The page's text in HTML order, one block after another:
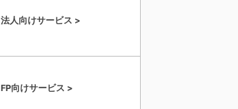
法人向けサービス >
FP向けサービス >